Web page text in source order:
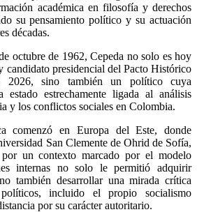
académica en filosofía y derechos
su pensamiento político y su actuación
décadas.
octubre de 1962, Cepeda no solo es hoy
candidato presidencial del Pacto Histórico
2026, sino también un político cuya
estado estrechamente ligada al análisis
y los conflictos sociales en Colombia.
comenzó en Europa del Este, donde
San Clemente de Ohrid de Sofía,
un contexto marcado por el modelo
internas no solo le permitió adquirir
también desarrollar una mirada crítica
incluido el propio socialismo
por su carácter autoritario.